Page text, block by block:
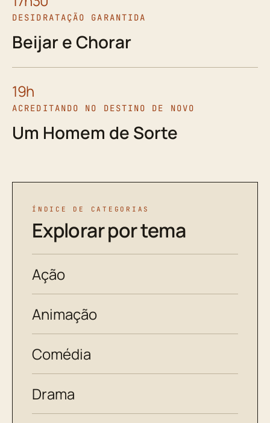
DESIDRATAÇÃO GARANTIDA
Beijar e Chorar
19h
ACREDITANDO NO DESTINO DE NOVO
Um Homem de Sorte
ÍNDICE DE CATEGORIAS
Explorar por tema
Ação
Animação
Comédia
Drama